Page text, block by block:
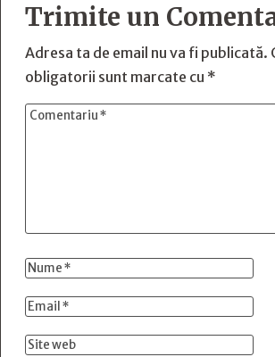
Trimite un
Adresa ta de email nu va fi publicată.
obligatorii sunt marcate cu *